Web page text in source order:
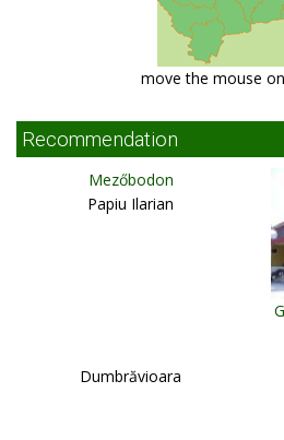
move the mouse
Recommendation
Mezőbodon
Papiu Ilarian
Dumbrăvioara